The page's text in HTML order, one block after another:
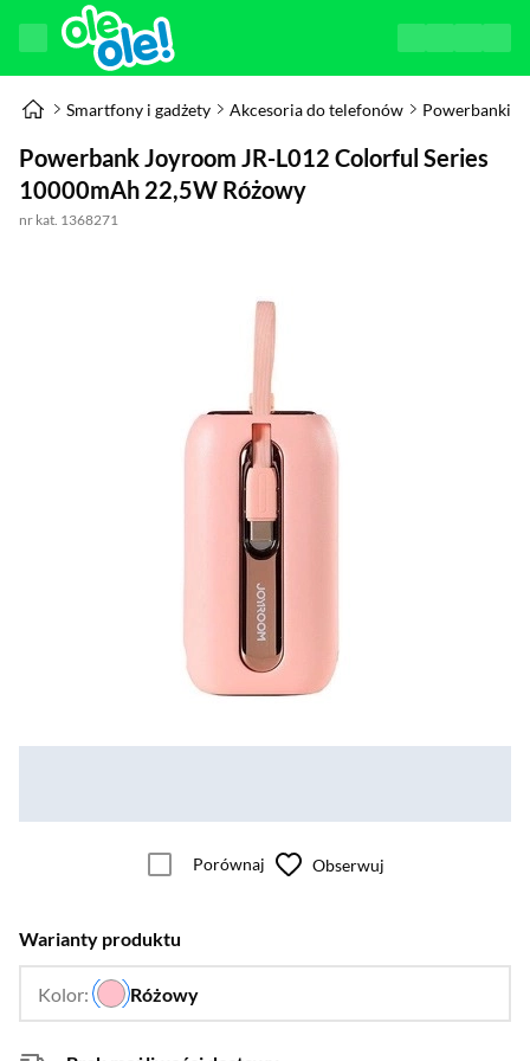
Smartfony i gadżety Akcesoria do telefonów Powerbanki
Powerbank Joyroom JR-L012 Colorful Series
10000mAh 22,5W Różowy
nr kat. 1368271
Porównaj Obserwuj
Warianty produktu
Kolor: Różowy
…